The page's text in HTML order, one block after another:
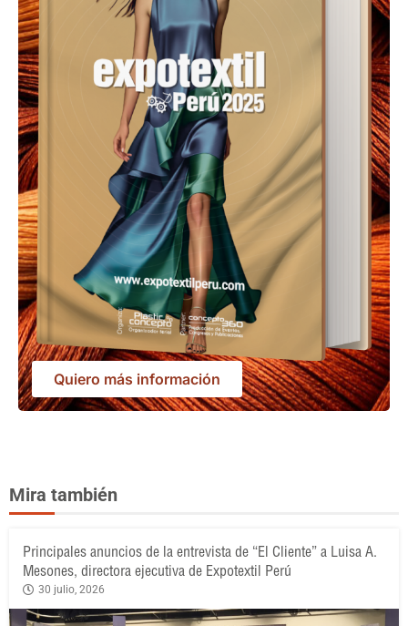
Quiero más información
Mira también
Principales anuncios de la entrevista de “El Cliente” a Luisa A.
Mesones, directora ejecutiva de Expotextil Perú
30 julio, 2026